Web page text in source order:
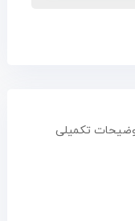
تکمیلی